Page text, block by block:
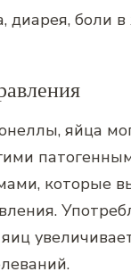
диарея, боли
яйца
которые